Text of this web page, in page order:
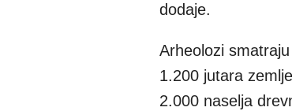
dodaje.
Arheolozi
1.200 jutara
2.000 naselja